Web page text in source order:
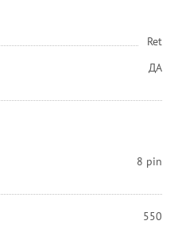
Ret
ДА
8 pin
550